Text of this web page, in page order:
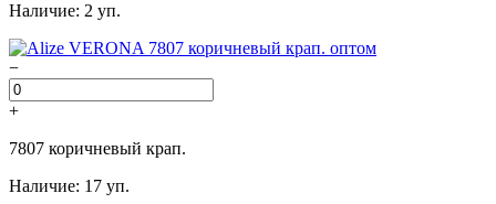
Наличие: 2 уп.
−
+
7807 коричневый крап.
Наличие: 17 уп.